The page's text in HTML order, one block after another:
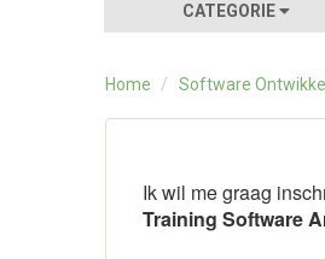
CATEGORIE
Home / Software
Ik wil me graag
Training Software